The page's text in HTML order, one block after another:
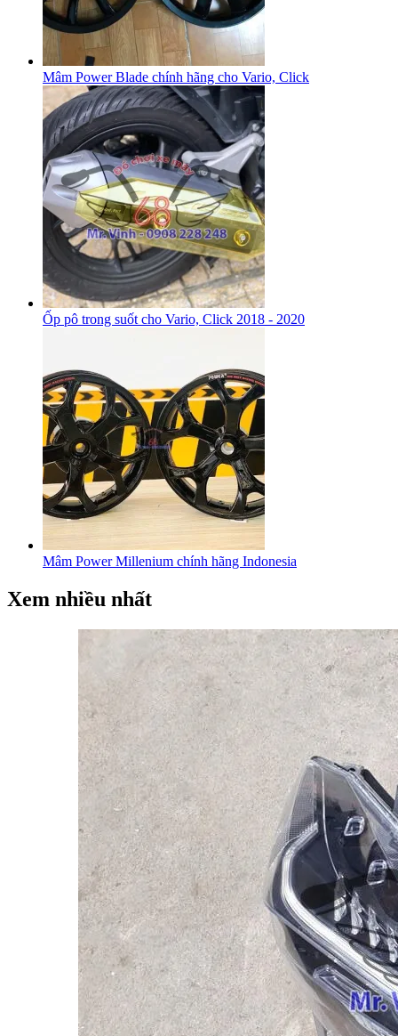
Mâm Power Blade chính hãng cho Vario, Click
Ốp pô trong suốt cho Vario, Click 2018 - 2020
Mâm Power Millenium chính hãng Indonesia
Xem nhiều nhất